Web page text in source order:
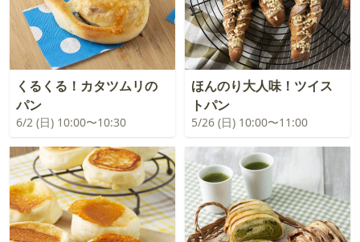
くるくる！カタツムリの
パン
6/2 (日) 10:00〜10:30
ほんのり大人味！ツイス
トパン
5/26 (日) 10:00〜11:00